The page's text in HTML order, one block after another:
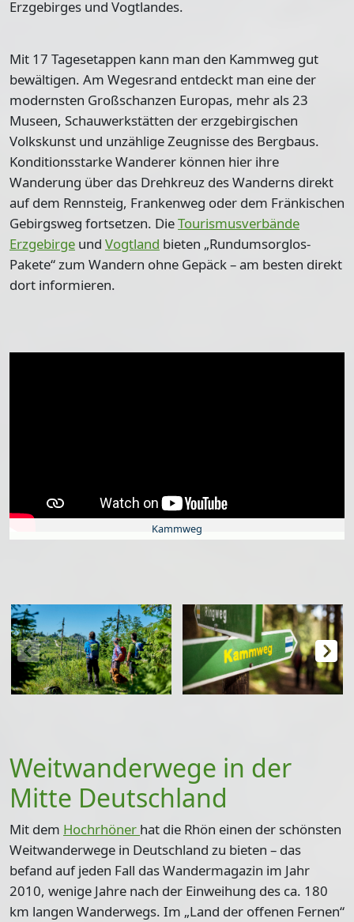
Erzgebirges und Vogtlandes.
Mit 17 Tagesetappen kann man den Kammweg gut
bewältigen. Am Wegesrand entdeckt man eine der
modernsten Großschanzen Europas, mehr als 23
Museen, Schauwerkstätten der erzgebirgischen
Volkskunst und unzählige Zeugnisse des Bergbaus.
Konditionsstarke Wanderer können hier ihre
Wanderung über das Drehkreuz des Wanderns direkt
auf dem Rennsteig, Frankenweg oder dem Fränkischen
Gebirgsweg fortsetzen. DieTourismusverbände
Erzgebirge und Vogtland bieten „Rundumsorglos-
Pakete“ zum Wandern ohne Gepäck – am besten direkt
dort informieren.
Kammweg
Weitwanderwege in der
Mitte Deutschland
Mit dem Hochrhöner hat die Rhön einen der schönsten
Weitwanderwege in Deutschland zu bieten – das
befand auf jeden Fall das Wandermagazin im Jahr
2010, wenige Jahre nach der Einweihung des ca. 180
km langen Wanderwegs. Im „Land der offenen Fernen“